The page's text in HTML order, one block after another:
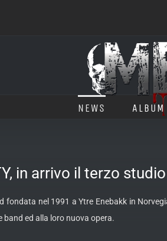
NEWS ALBUM
in arrivo il terzo
fondata nel 1991 a Ytre Enebakk in
band ed alla loro nuova opera.